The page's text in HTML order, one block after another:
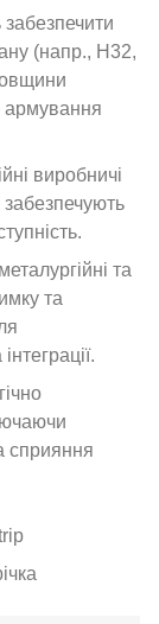
забезпечити
(напр., H32,
армування
виробничі
забезпечують
та
та
сприяння